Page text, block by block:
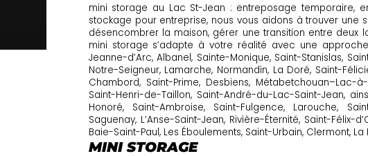
mini storage au Lac St-Jean : entreposage temporaire,
stockage pour entreprise, nous vous aidons à trouver
désencombrer la maison, gérer une transition entre deux
mini storage s’adapte à votre réalité avec une approche
Jeanne-d’Arc, Albanel, Sainte-Monique, Saint-Stanislas,
Notre-Seigneur, Lamarche, Normandin, La Doré, Saint-
Chambord, Saint-Prime, Desbiens, Métabetchouan–Lac-
Saint-Henri-de-Taillon, Saint-André-du-Lac-Saint-Jean,
Honoré, Saint-Ambroise, Saint-Fulgence, Larouche,
Saguenay, L’Anse-Saint-Jean, Rivière-Éternité, Saint-
Baie-Saint-Paul, Les Éboulements, Saint-Urbain, Clermont,
MINI STORAGE